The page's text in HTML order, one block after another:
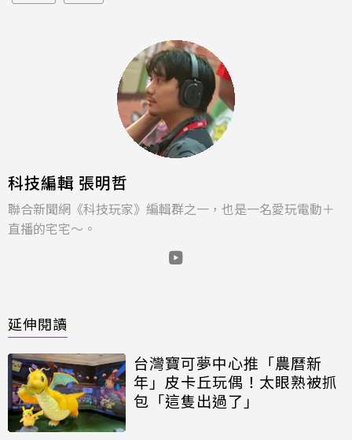
科技編輯 張明哲
聯合新聞網《科技玩家》編輯群之一，也是一名愛玩電動＋
直播的宅宅～。
延伸閱讀
台灣寶可夢中心推「農曆新
年」皮卡丘玩偶！太眼熟被抓
包「這隻出過了」